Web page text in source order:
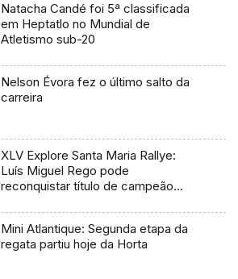
Natacha Candé foi 5ª classificada
em Heptatlo no Mundial de
Atletismo sub-20
Nelson Évora fez o último salto da
carreira
XLV Explore Santa Maria Rallye:
Luís Miguel Rego pode
reconquistar título de campeão
Mini Atlantique: Segunda etapa da
regata partiu hoje da Horta